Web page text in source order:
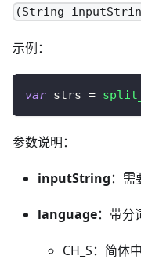
(String
示例：
var strs =
参数说明：
inputString：需
language：带分
CH_S：简体中